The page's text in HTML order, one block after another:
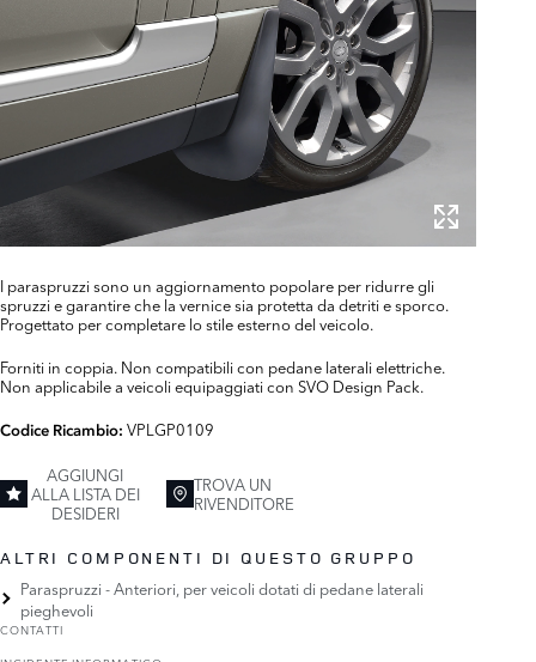
I paraspruzzi sono un aggiornamento popolare per ridurre gli
spruzzi e garantire che la vernice sia protetta da detriti e sporco.
Progettato per completare lo stile esterno del veicolo.
Forniti in coppia. Non compatibili con pedane laterali elettriche.
Non applicabile a veicoli equipaggiati con SVO Design Pack.
Codice Ricambio: VPLGP0109
AGGIUNGI
ALLA LISTA DEI
DESIDERI
TROVA UN
RIVENDITORE
ALTRI COMPONENTI DI QUESTO GRUPPO
Paraspruzzi - Anteriori, per veicoli dotati di pedane laterali
pieghevoli
CONTATTI